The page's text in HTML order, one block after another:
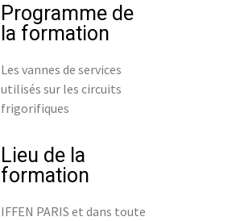
Programme de
la formation
Les vannes de services
utilisés sur les circuits
frigorifiques
Lieu de la
formation
IFFEN PARIS et dans toute